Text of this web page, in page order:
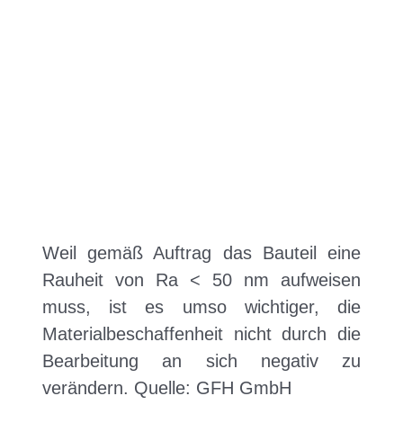
Weil gemäß Auftrag das Bauteil eine
Rauheit von Ra < 50 nm aufweisen
muss, ist es umso wichtiger, die
Materialbeschaffenheit nicht durch die
Bearbeitung an sich negativ zu
verändern. Quelle: GFH GmbH